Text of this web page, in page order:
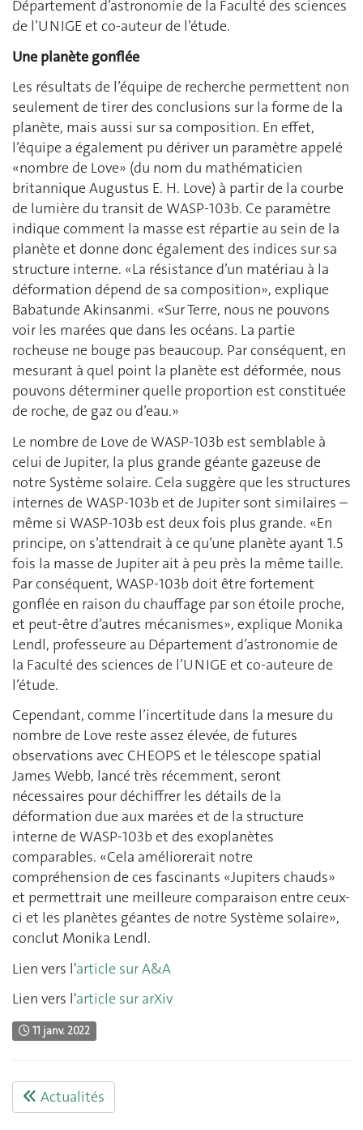
Département d’astronomie de la Faculté des sciences
de l’UNIGE et co-auteur de l’étude.
Une planète gonflée
Les résultats de l’équipe de recherche permettent non
seulement de tirer des conclusions sur la forme de la
planète, mais aussi sur sa composition. En effet,
l’équipe a également pu dériver un paramètre appelé
«nombre de Love» (du nom du mathématicien
britannique Augustus E. H. Love) à partir de la courbe
de lumière du transit de WASP-103b. Ce paramètre
indique comment la masse est répartie au sein de la
planète et donne donc également des indices sur sa
structure interne. «La résistance d’un matériau à la
déformation dépend de sa composition», explique
Babatunde Akinsanmi. «Sur Terre, nous ne pouvons
voir les marées que dans les océans. La partie
rocheuse ne bouge pas beaucoup. Par conséquent, en
mesurant à quel point la planète est déformée, nous
pouvons déterminer quelle proportion est constituée
de roche, de gaz ou d’eau.»
Le nombre de Love de WASP-103b est semblable à
celui de Jupiter, la plus grande géante gazeuse de
notre Système solaire. Cela suggère que les structures
internes de WASP-103b et de Jupiter sont similaires –
même si WASP-103b est deux fois plus grande. «En
principe, on s’attendrait à ce qu’une planète ayant 1.5
fois la masse de Jupiter ait à peu près la même taille.
Par conséquent, WASP-103b doit être fortement
gonflée en raison du chauffage par son étoile proche,
et peut-être d’autres mécanismes», explique Monika
Lendl, professeure au Département d’astronomie de
la Faculté des sciences de l’UNIGE et co-auteure de
l’étude.
Cependant, comme l’incertitude dans la mesure du
nombre de Love reste assez élevée, de futures
observations avec CHEOPS et le télescope spatial
James Webb, lancé très récemment, seront
nécessaires pour déchiffrer les détails de la
déformation due aux marées et de la structure
interne de WASP-103b et des exoplanètes
comparables. «Cela améliorerait notre
compréhension de ces fascinants «Jupiters chauds»
et permettrait une meilleure comparaison entre ceux-
ci et les planètes géantes de notre Système solaire»,
conclut Monika Lendl.
Lien vers l'article sur A&A
Lien vers l'article sur arXiv
11 janv. 2022
Actualités